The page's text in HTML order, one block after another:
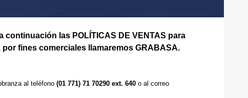
las POLÍTICAS DE VENTAS para
fines comerciales llamaremos GRABASA.
al teléfono (01 771) 71 70290 ext. 640 o al correo